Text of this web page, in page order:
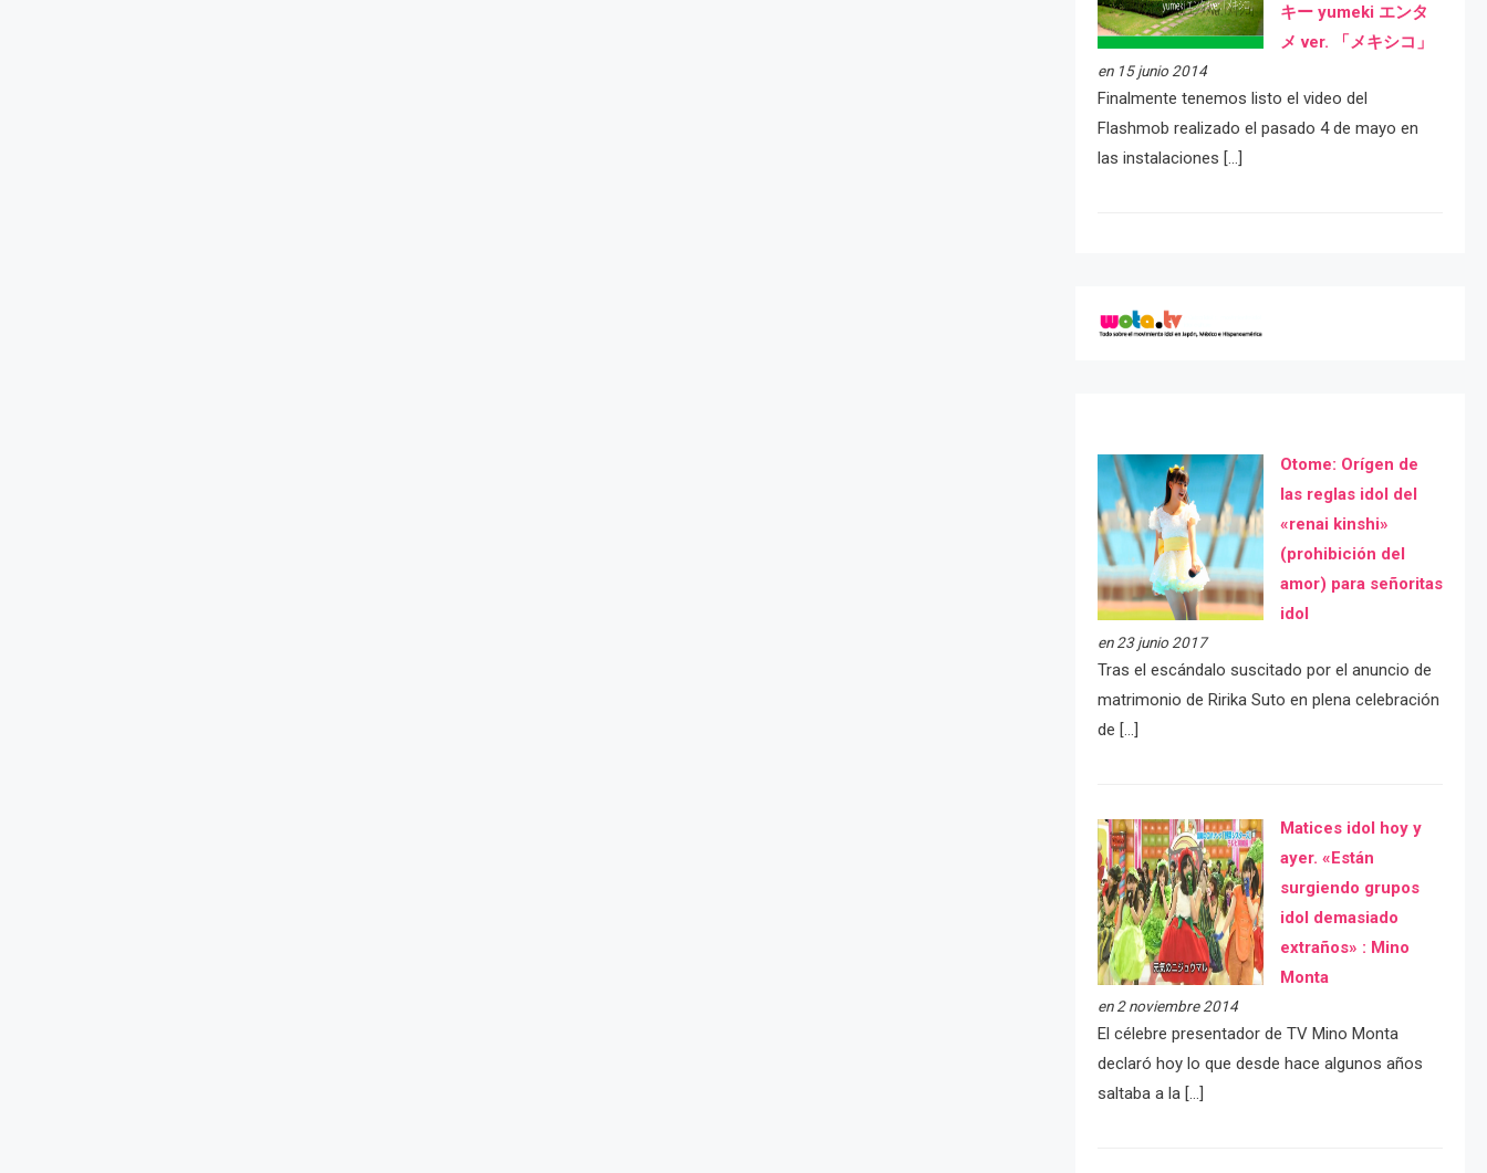
キー yumeki エンタ
メ ver. 「メキシコ」
en 15 junio 2014
Finalmente tenemos listo el video del
Flashmob realizado el pasado 4 de mayo en
las instalaciones […]
Otome: Orígen de
las reglas idol del
«renai kinshi»
(prohibición del
amor) para señoritas
idol
en 23 junio 2017
Tras el escándalo suscitado por el anuncio de
matrimonio de Ririka Suto en plena celebración
de […]
Matices idol hoy y
ayer. «Están
surgiendo grupos
idol demasiado
extraños» : Mino
Monta
en 2 noviembre 2014
El célebre presentador de TV Mino Monta
declaró hoy lo que desde hace algunos años
saltaba a la […]